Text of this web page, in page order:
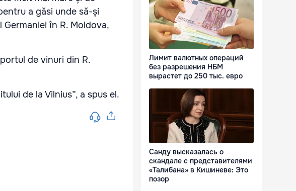
a găsi unde să-și
în R. Moldova,
de vinuri din R.
de la Vilnius”, a spus el.
Лимит валютных операций
без разрешения НБМ
вырастет до 250 тыс. евро
Санду высказалась о
скандале с представителями
«Талибана» в Кишиневе: Это
позор